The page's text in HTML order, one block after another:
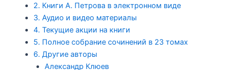
2. Книги А. Петрова в электронном виде
3. Аудио и видео материалы
4. Текущие акции на книги
5. Полное собрание сочинений в 23 томах
6. Другие авторы
Александр Клюев